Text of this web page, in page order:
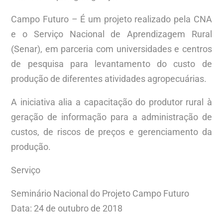
Campo Futuro – É um projeto realizado pela CNA
e o Serviço Nacional de Aprendizagem Rural
(Senar), em parceria com universidades e centros
de pesquisa para levantamento do custo de
produção de diferentes atividades agropecuárias.
A iniciativa alia a capacitação do produtor rural à
geração de informação para a administração de
custos, de riscos de preços e gerenciamento da
produção.
Serviço
Seminário Nacional do Projeto Campo Futuro
Data: 24 de outubro de 2018